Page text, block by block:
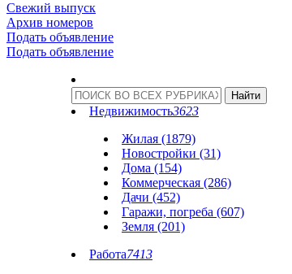
Свежий выпуск
Архив номеров
Подать объявление
Подать объявление
Недвижимость3623
Жилая (1879)
Новостройки (31)
Дома (154)
Коммерческая (286)
Дачи (452)
Гаражи, погреба (607)
Земля (201)
Работа7413